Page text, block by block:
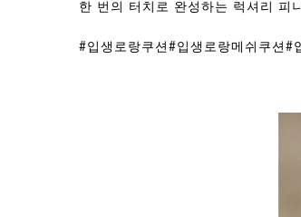
한 번의 터치로 완성하는 럭셔리 피
#입생로랑쿠션#입생로랑메쉬쿠션#